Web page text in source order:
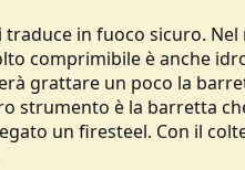
in fuoco sicuro.
comprimibile è anche
grattare un poco la
strumento è la barretta
un firesteel. Con il